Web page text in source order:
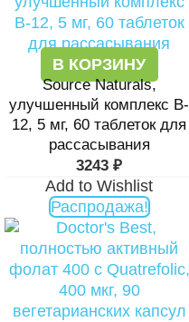
В КОРЗИНУ
Source Naturals,
улучшенный комплекс B-
12, 5 мг, 60 таблеток для
рассасывания
3243 ₽
Add to Wishlist
Распродажа!